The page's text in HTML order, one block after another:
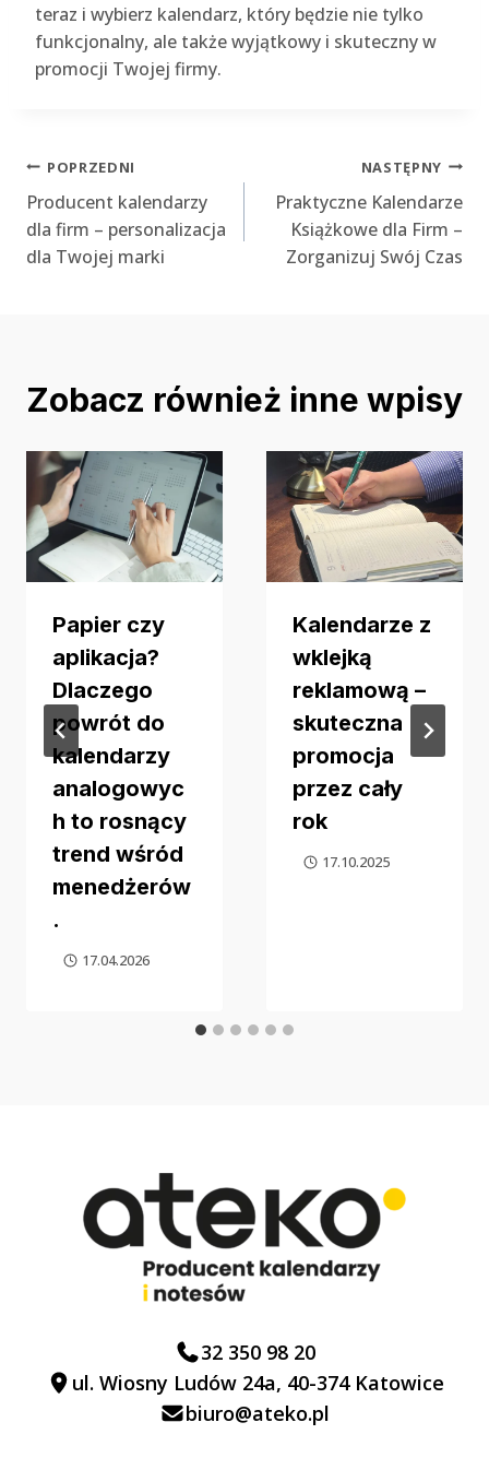
teraz i wybierz kalendarz, który będzie nie tylko
funkcjonalny, ale także wyjątkowy i skuteczny w
promocji Twojej firmy.
Nawigacja
wpisu
POPRZEDNI
Producent kalendarzy
dla firm – personalizacja
dla Twojej marki
NASTĘPNY
Praktyczne Kalendarze
Książkowe dla Firm –
Zorganizuj Swój Czas
Zobacz również inne wpisy
Papier czy
aplikacja?
Dlaczego
powrót do
kalendarzy
analogowyc
h to rosnący
trend wśród
menedżerów
.
17.04.2026
Kalendarze z
wklejką
reklamową –
skuteczna
promocja
przez cały
rok
17.10.2025
32 350 98 20
ul. Wiosny Ludów 24a, 40-374 Katowice
biuro@ateko.pl